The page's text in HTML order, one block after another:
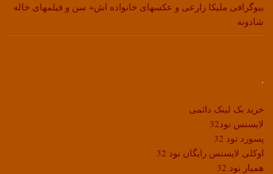
بیوگرافی ملیکا زارعی و عکسهای خانواده اش+ سن و فیلمهای خاله
شادونه
.
خرید بک لینک دائمی
لایسنس نود32
پسورد نود 32
اوکلی لایسنس رایگان نود 32
همیار نود 32